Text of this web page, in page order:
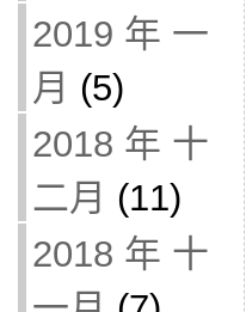
2019 年 一
月 (5)
2018 年 十
二月 (11)
2018 年 十